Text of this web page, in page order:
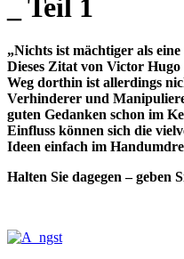
_ Teil 1
„Nichts ist mächtiger als
Dieses Zitat von Victor
Weg dorthin ist allerdings
Verhinderer und
guten Gedanken schon im
Einfluss können sich die
Ideen einfach im
Halten Sie dagegen – geben